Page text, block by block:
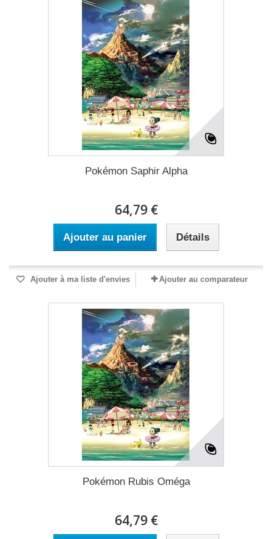
Pokémon Saphir Alpha
64,79 €
Ajouter au panier Détails
Ajouter à ma liste d'envies Ajouter au comparateur
Pokémon Rubis Oméga
64,79 €